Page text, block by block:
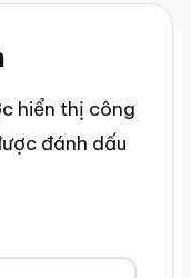
hiển thị công
đánh dấu